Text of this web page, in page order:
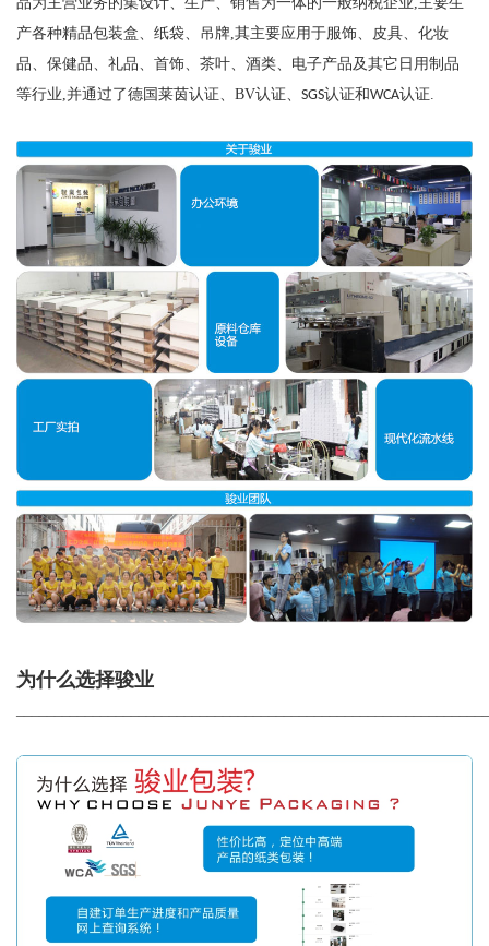
产各种精品包装盒、纸袋、吊牌 其主要应用于服饰、皮具、化妆
品、保健品、礼品、首饰、茶叶、酒类、电子产品及其它日用制品
等行业 并通过了德国莱茵认证、 BV认证、 SGS认证和WCA认证
为什么选择骏业